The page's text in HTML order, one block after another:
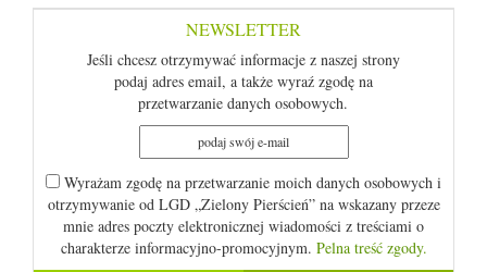
NEWSLETTER
Jeśli chcesz otrzymywać informacje z naszej strony
podaj adres email, a także wyraź zgodę na
przetwarzanie danych osobowych.
Wyrażam zgodę na przetwarzanie moich danych osobowych i
otrzymywanie od LGD „Zielony Pierścień” na wskazany przeze
mnie adres poczty elektronicznej wiadomości z treściami o
charakterze informacyjno-promocyjnym. Pelna treść zgody.